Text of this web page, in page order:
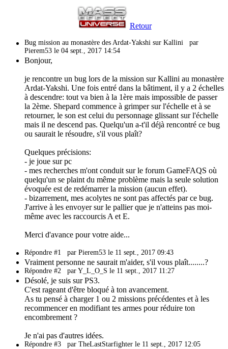
Retour
Bug mission au monastère des Ardat-Yakshi sur Kallini par
Pierem53 le 04 sept., 2017 14:54
Bonjour,
je rencontre un bug lors de la mission sur Kallini au monastère
Ardat-Yakshi. Une fois entré dans la bâtiment, il y a 2 échelles
à descendre: tout va bien à la 1ère mais impossible de passer
la 2ème. Shepard commence à grimper sur l'échelle et à se
retourner, le son est celui du personnage glissant sur l'échelle
mais il ne descend pas. Quelqu'un a-t'il déjà rencontré ce bug
ou saurait le résoudre, s'il vous plaît?
Quelques précisions:
- je joue sur pc
- mes recherches m'ont conduit sur le forum GameFAQS où
quelqu'un se plaint du même problème mais la seule solution
évoquée est de redémarrer la mission (aucun effet).
- bizarrement, mes acolytes ne sont pas affectés par ce bug.
J'arrive à les envoyer sur le pallier que je n'atteins pas moi-
même avec les raccourcis A et E.
Merci d'avance pour votre aide...
Répondre #1 par Pierem53 le 11 sept., 2017 09:43
Vraiment personne ne saurait m'aider, s'il vous plaît........?
Répondre #2 par Y_L_O_S le 11 sept., 2017 11:27
Désolé, je suis sur PS3.
C'est rageant d'être bloqué à ton avancement.
As tu pensé à charger 1 ou 2 missions précédentes et à les
recommencer en modifiant tes armes pour réduire ton
encombrement ?
Je n'ai pas d'autres idées.
Répondre #3 par TheLastStarfighter le 11 sept., 2017 12:05